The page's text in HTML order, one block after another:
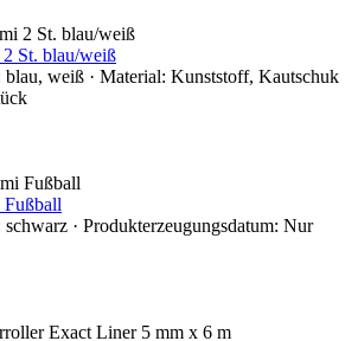
St. blau/weiß
blau, weiß · Material: Kunststoff, Kautschuk
· Produkterzeugungsdatum: Nur